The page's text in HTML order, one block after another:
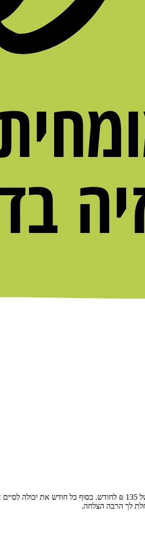
ברוכה הבאה לתוכנית הליווי היחודית לאורח חיים בריא וירידה במשקל.
לך הרבה הצלחה.